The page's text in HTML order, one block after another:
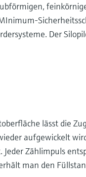
Der
lässt die
aufgewickelt
Zählimpuls
man den